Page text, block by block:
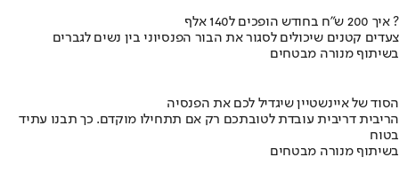
איך 200 ש"ח בחודש הופכים ל140 אלף ?
צעדים קטנים שיכולים לסגור את הבור הפנסיוני בין נשים לגברים
בשיתוף מנורה מבטחים
הסוד של איינשטיין שיגדיל לכם את הפנסיה
הריבית דריבית עובדת לטובתכם רק אם תתחילו מוקדם. כך תבנו עתיד
בטוח
בשיתוף מנורה מבטחים